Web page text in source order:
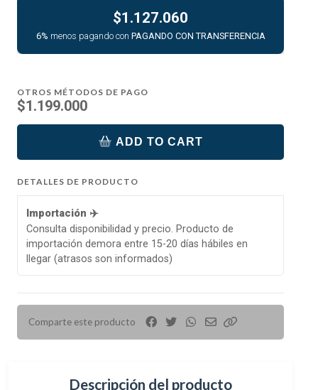
$1.127.060
6% menos pagando con PAGANDO CON TRANSFERENCIA
OTROS MÉTODOS DE PAGO
$1.199.000
ADD TO CART
DETALLES DE PRODUCTO
Importación ✈️
Consulta disponibilidad y precio. Producto de
importación demora entre 15-20 días hábiles en
llegar (atrasos son informados)
Comparte este producto
Descripción del producto